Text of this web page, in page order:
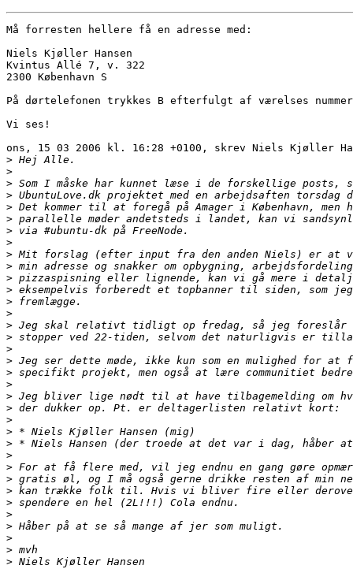
Må forresten hellere få en adresse med:
Niels Kjøller Hansen
Kvintus Allé 7, v. 322
2300 København S
På dørtelefonen trykkes B efterfulgt af værelses
Vi ses!
ons, 15 03 2006 kl. 16:28 +0100, skrev Niels Kjøller
>
>
>
>
>
>
>
>
>
>
>
>
>
>
>
>
>
>
>
>
>
>
>
>
>
>
>
>
>
>
>
>
>
>
>